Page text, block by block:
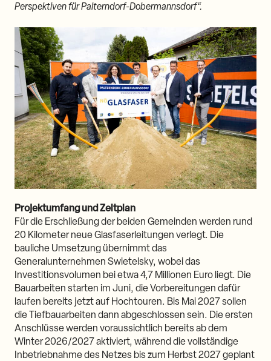
Perspektiven für Palterndorf-Dobermannsdorf“.
Projektumfang und Zeitplan
Für die Erschließung der beiden Gemeinden werden rund
20 Kilometer neue Glasfaserleitungen verlegt. Die
bauliche Umsetzung übernimmt das
Generalunternehmen Swietelsky, wobei das
Investitionsvolumen bei etwa 4,7 Millionen Euro liegt. Die
Bauarbeiten starten im Juni, die Vorbereitungen dafür
laufen bereits jetzt auf Hochtouren. Bis Mai 2027 sollen
die Tiefbauarbeiten dann abgeschlossen sein. Die ersten
Anschlüsse werden voraussichtlich bereits ab dem
Winter 2026/2027 aktiviert, während die vollständige
Inbetriebnahme des Netzes bis zum Herbst 2027 geplant